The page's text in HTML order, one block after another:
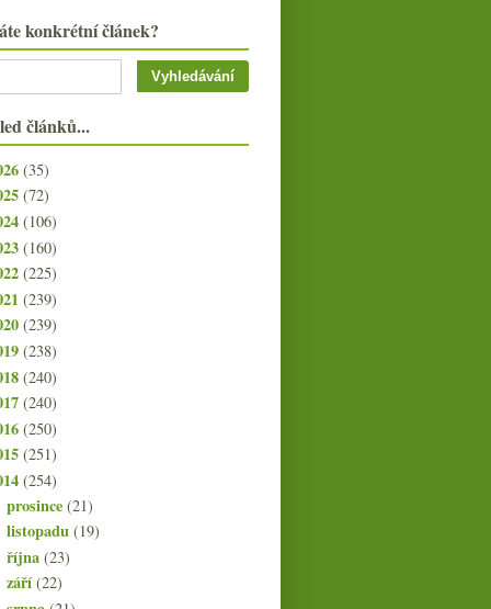
konkrétní článek?
článků...
(35)
(72)
(106)
(160)
(225)
(239)
(239)
(238)
(240)
(240)
(250)
(251)
(254)
prosince(21)
listopadu(19)
října(23)
září(22)